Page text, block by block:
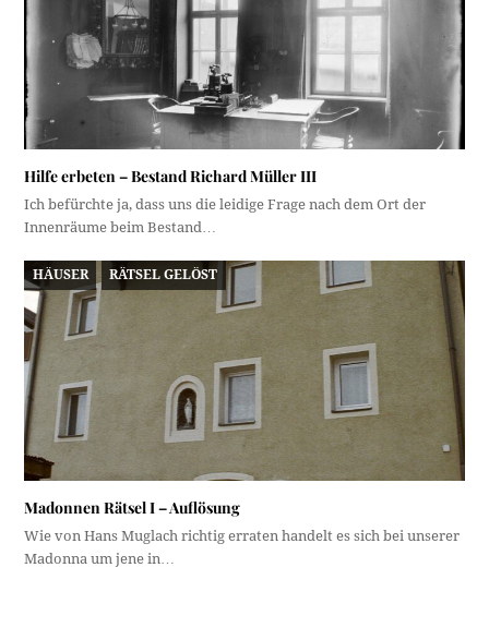
Hilfe erbeten – Bestand Richard Müller III
Ich befürchte ja, dass uns die leidige Frage nach dem Ort der
Innenräume beim Bestand…
HÄUSER RÄTSEL GELÖST
Madonnen Rätsel I – Auflösung
Wie von Hans Muglach richtig erraten handelt es sich bei unserer
Madonna um jene in…